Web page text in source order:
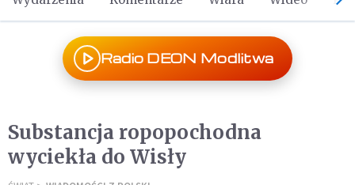
Radio DEON Modlitwa
Substancja ropopochodna
wyciekła do Wisły